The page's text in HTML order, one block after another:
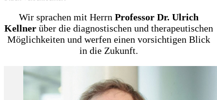
Wir sprachen mit Herrn Professor Dr. Ulrich
Kellnerüber die diagnostischen und therapeutischen
Möglichkeiten und werfen einen vorsichtigen Blick
in die Zukunft.